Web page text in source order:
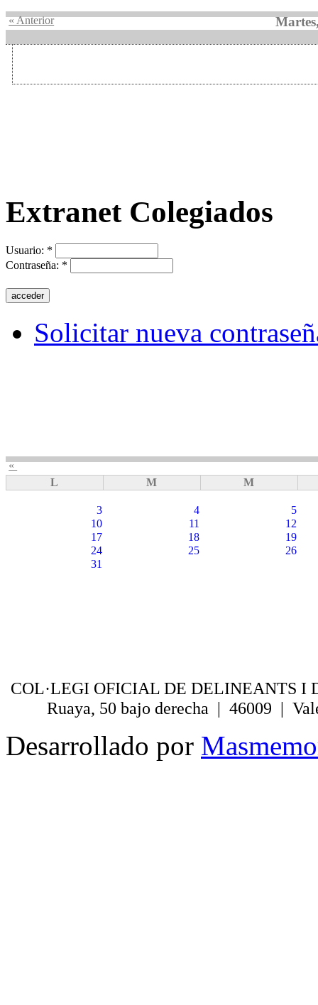
« Anterior
Extranet Colegiados
Usuario: *
Contraseña: *
Solicitar nueva
«
L
M M
3 4
5
10
11
12
17
18
19
24
25
26
31
COL·LEGI OFICIAL DE DELINEANTS I
Ruaya, 50 bajo derecha | 46009 |
Desarrollado por